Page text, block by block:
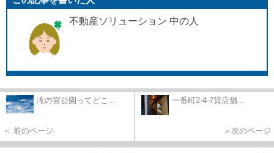
不動産ソリューション 中の人
滝の宮公園ってどこ...
＜ 前のページ
一番町2-4-7貸店舗...
＞次のページ